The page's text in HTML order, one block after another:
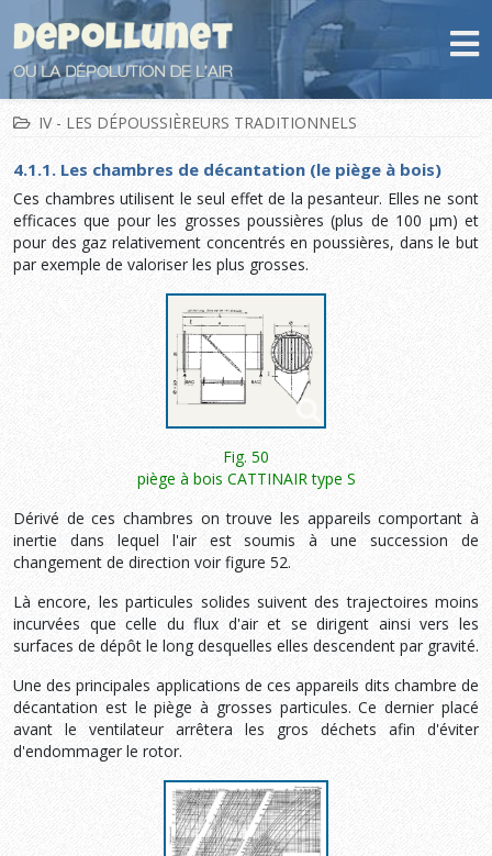
IV - LES DÉPOUSSIÈREURS TRADITIONNELS
4.1.1. Les chambres de décantation (le piège à bois)
Ces chambres utilisent le seul effet de la pesanteur. Elles ne sont
efficaces que pour les grosses poussières (plus de 100 µm) et
pour des gaz relativement concentrés en poussières, dans le but
par exemple de valoriser les plus grosses.
Fig. 50
piège à bois CATTINAIR type S
Dérivé de ces chambres on trouve les appareils comportant à
inertie dans lequel l'air est soumis à une succession de
changement de direction voir figure 52.
Là encore, les particules solides suivent des trajectoires moins
in­curvées que celle du flux d'air et se dirigent ainsi vers les
surfaces de dépôt le long desquelles elles descendent par gravité.
Une des principales applications de ces appareils dits chambre de
décantation est le piège à grosses particules. Ce dernier placé
avant le ventilateur arrêtera les gros déchets afin d'éviter
d'endommager le rotor.